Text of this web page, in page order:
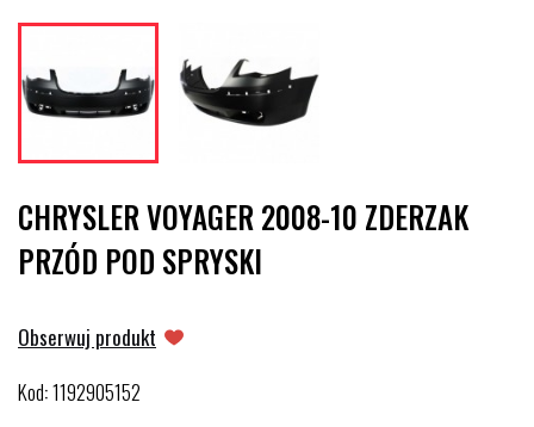
CHRYSLER VOYAGER 2008-10 ZDERZAK
PRZÓD POD SPRYSKI
Obserwuj produkt
Kod:1192905152